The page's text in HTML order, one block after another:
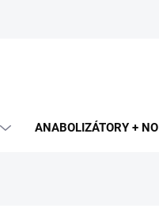
ANABOLIZÁTORY + NO